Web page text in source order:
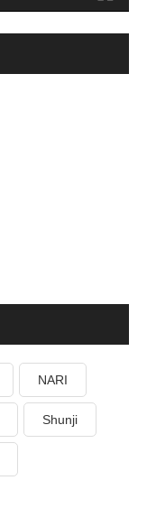
NARI
Shunji